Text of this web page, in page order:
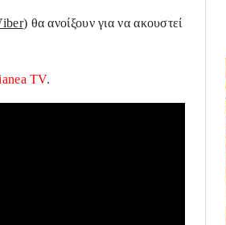
) θα ανοίξουν για να ακουστεί
TV.